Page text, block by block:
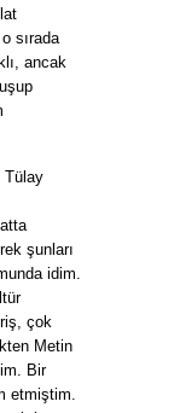
sırada
ancak
Tülay
şunları
idim.
çok
Metin
Bir
etmiştim.